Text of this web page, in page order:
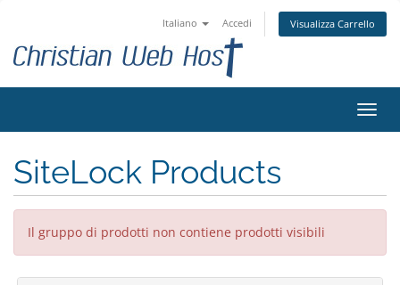
Italiano Accedi Visualizza Carrello
Attiva
SiteLock Products
Il gruppo di prodotti non contiene prodotti visibili